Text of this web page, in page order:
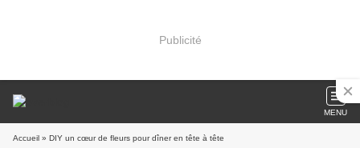
Publicité
MENU
Accueil » DIY un cœur de fleurs pour dîner en tête à tête